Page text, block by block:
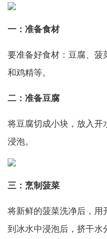
一：准备食材
要准备好食材：豆腐、菠
和鸡精等。
二：准备豆腐
将豆腐切成小块，放入开
浸泡。
三：烹制菠菜
将新鲜的菠菜洗净后，用
到冰水中浸泡后，挤干水